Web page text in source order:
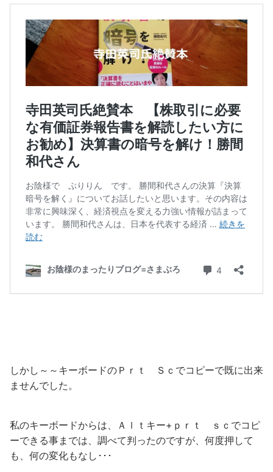
しかし～～キーボードのＰｒｔ Ｓｃでコピーで既に出来
ませんでした。
私のキーボードからは、Ａｌｔキー+ｐｒｔ ｓｃでコピ
ーできる事までは、調べて判ったのですが、何度押して
も、何の変化もなし･･･